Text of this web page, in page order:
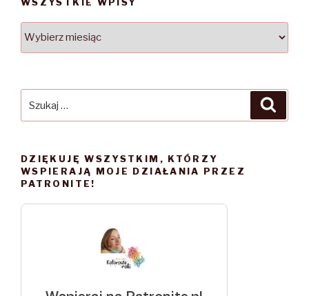
DZIĘKUJĘ WSZYSTKIM, KTÓRZY
WSPIERAJĄ MOJE DZIAŁANIA PRZEZ
PATRONITE!